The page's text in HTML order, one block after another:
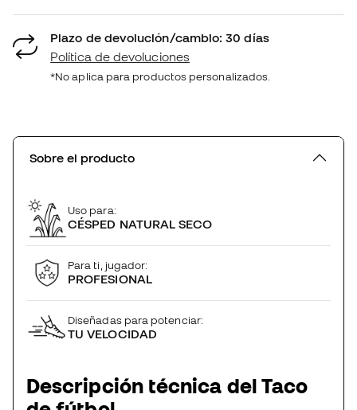
Plazo de devolución/cambio: 30 días
Política de devoluciones
*No aplica para productos personalizados.
Sobre el producto
Uso para:
CÉSPED NATURAL SECO
Para ti, jugador:
PROFESIONAL
Diseñadas para potenciar:
TU VELOCIDAD
Descripción técnica del Taco